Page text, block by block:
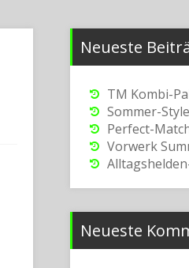
Neueste
TM Kombi-
Sommer-
Perfect-
Vorwerk
Neueste